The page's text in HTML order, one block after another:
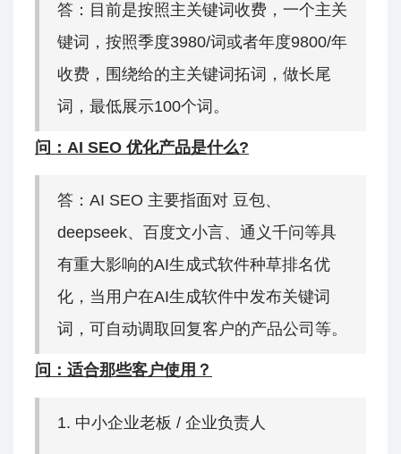
答：目前是按照主关键词收费，一个主关
键词，按照季度3980/词或者年度9800/年
收费，围绕给的主关键词拓词，做长尾
词，最低展示100个词。
问：AI SEO 优化产品是什么?
答：AI SEO 主要指面对 豆包、
deepseek、百度文小言、通义千问等具
有重大影响的AI生成式软件种草排名优
化，当用户在AI生成软件中发布关键词
词，可自动调取回复客户的产品公司等。
问：适合那些客户使用？
1. 中小企业老板 / 企业负责人